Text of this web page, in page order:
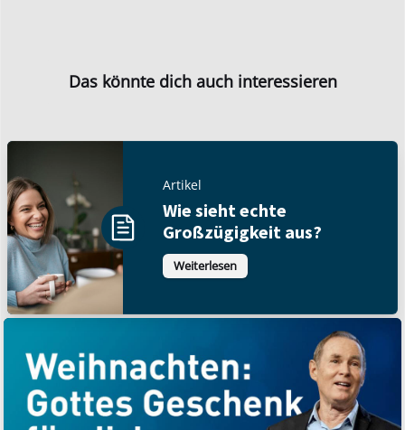
Das könnte dich auch interessieren
Artikel
Wie sieht echte
Großzügigkeit aus?
Weiterlesen